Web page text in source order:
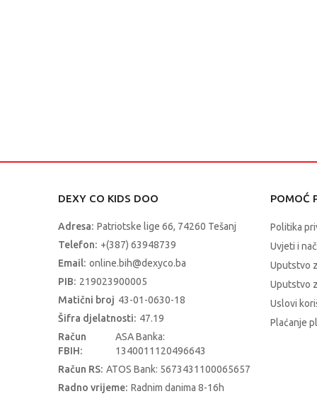
DEXY CO KIDS DOO
Adresa: Patriotske lige 66, 74260 Tešanj
Telefon: +(387) 63948739
Email: online.bih@dexyco.ba
PIB: 219023900005
Matični broj 43-01-0630-18
Šifra djelatnosti: 47.19
Račun
FBIH:
ASA Banka:
1340011120496643
Račun RS: ATOS Bank: 5673431100065657
Radno vrijeme: Radnim danima 8-16h
POMOĆ
Politika
Uvjeti i
Uputstvo
Uputstvo
Uslovi
Plaćanje